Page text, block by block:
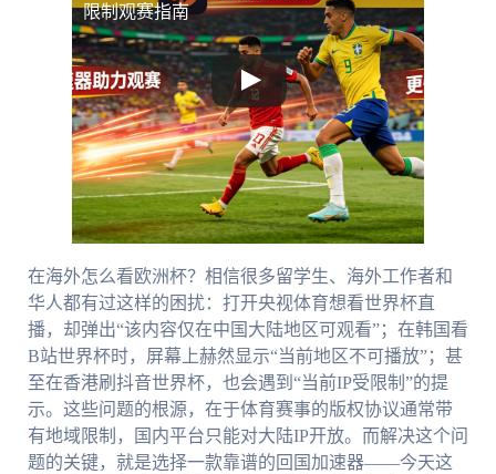
限制观赛指南
在海外怎么看欧洲杯？相信很多留学生、海外工作者和
华人都有过这样的困扰：打开央视体育想看世界杯直
播，却弹出“该内容仅在中国大陆地区可观看”；在韩国看
B站世界杯时，屏幕上赫然显示“当前地区不可播放”；甚
至在香港刷抖音世界杯，也会遇到“当前IP受限制”的提
示。这些问题的根源，在于体育赛事的版权协议通常带
有地域限制，国内平台只能对大陆IP开放。而解决这个问
题的关键，就是选择一款靠谱的回国加速器——今天这